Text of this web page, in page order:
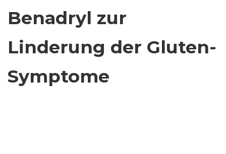
Benadryl zur
Linderung der Gluten-
Symptome